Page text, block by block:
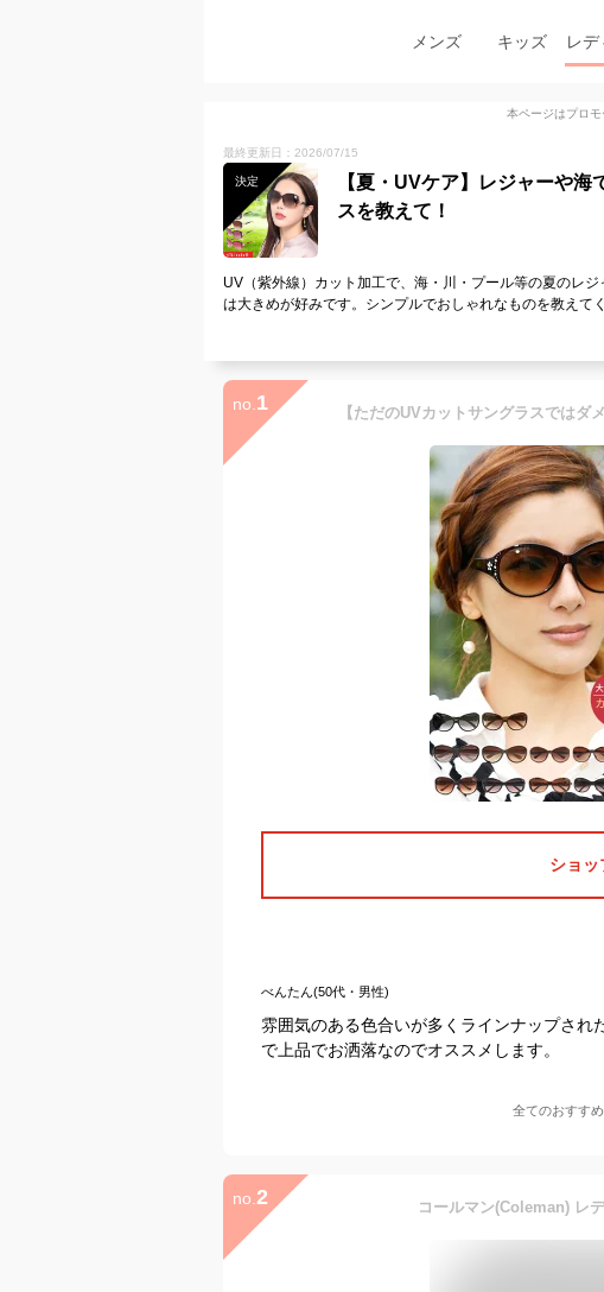
メンズ キッズ レデ
本ページはプロ
最終更新日：2026/07/15
決定
【夏・UVケア】レジャーや
スを教えて！
UV（紫外線）カット加工で、海・川・プール等の夏のレ
は大きめが好みです。シンプルでおしゃれなものを教えてく
no. 1
ショッ
べんたん(50代・男性)
雰囲気のある色合いが多くラインナップされ
で上品でお洒落なのでオススメします。
全てのおすす
no. 2 コールマン(Coleman) レ